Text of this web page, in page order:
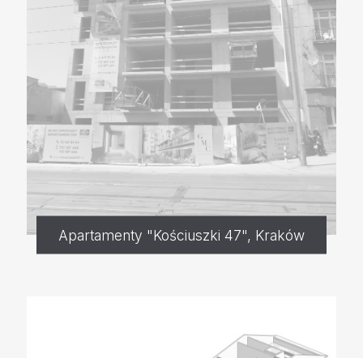
Apartamenty "Kościuszki 47", Kraków